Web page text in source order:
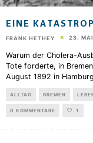
EINE
FRANK HETHEY 23.
Warum der Cholera-
Tote forderte, in
August 1892 in
ALLTAG BREMEN
0 KOMMENTARE 1